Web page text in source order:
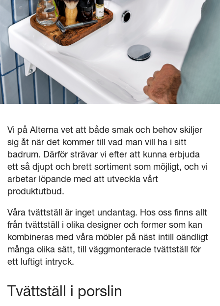
Vi på Alterna vet att både smak och behov skiljer
sig åt när det kommer till vad man vill ha i sitt
badrum. Därför strävar vi efter att kunna erbjuda
ett så djupt och brett sortiment som möjligt, och vi
arbetar löpande med att utveckla vårt
produktutbud.
Våra tvättställ är inget undantag. Hos oss finns allt
från tvättställ i olika designer och former som kan
kombineras med våra möbler på näst intill oändligt
många olika sätt, till väggmonterade tvättställ för
ett luftigt intryck.
Tvättställ i porslin